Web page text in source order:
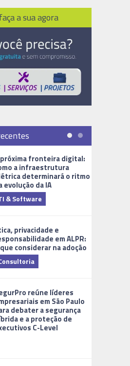
a sua agora
fronteira digital:
a infraestrutura
determinará o ritmo
evolução da IA
& Software
privacidade e
em ALPR:
considerar na adoção
reúne líderes
em São Paulo
debater a segurança
e a proteção de
C-Level